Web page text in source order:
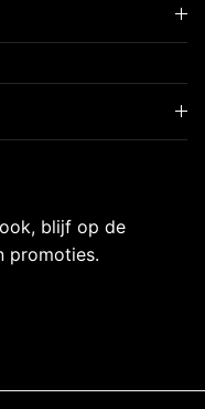
blijf op de
promoties.